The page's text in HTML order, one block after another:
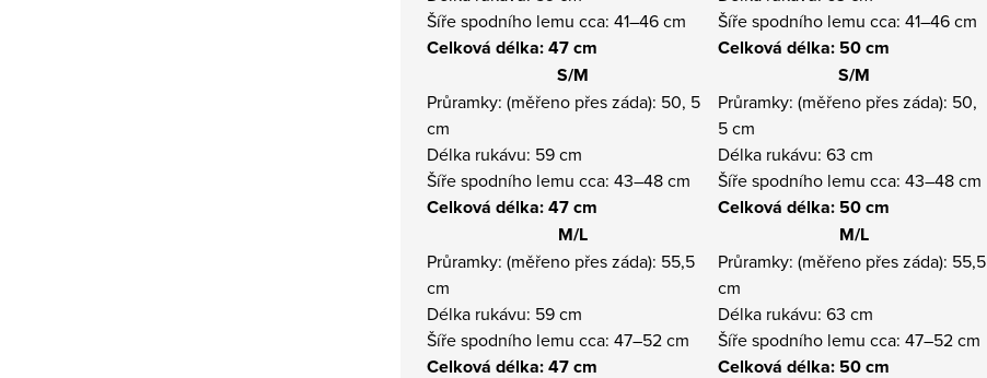
Šíře spodního lemu cca: 41–46 cm
Šíře spodního lemu cca: 41–46 cm
Celková délka: 47 cm Celková délka: 50 cm
S/M
S/M
Průramky: (měřeno přes záda): 50, 5
cm
Průramky: (měřeno přes záda): 50,
5 cm
Délka rukávu: 59 cm
Délka rukávu: 63 cm
Šíře spodního lemu cca: 43–48 cm
Šíře spodního lemu cca: 43–48 cm
Celková délka: 47 cm Celková délka: 50 cm
M/L
M/L
Průramky: (měřeno přes záda): 55,5
cm
Průramky: (měřeno přes záda): 55,5
cm
Délka rukávu: 59 cm
Délka rukávu: 63 cm
Šíře spodního lemu cca: 47–52 cm
Šíře spodního lemu cca: 47–52 cm
Celková délka: 47 cm Celková délka: 50 cm